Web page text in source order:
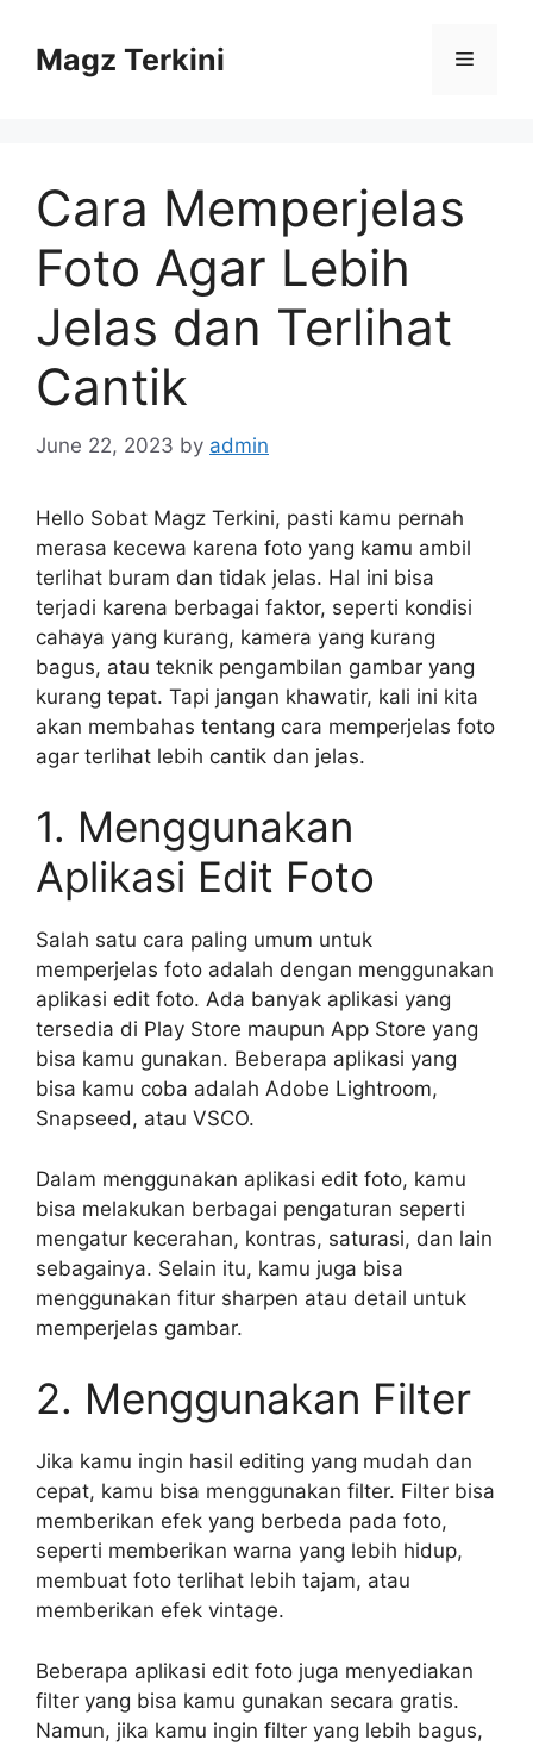
contentMagz Terkini Menu
Cara Memperjelas
Foto Agar Lebih
Jelas dan Terlihat
Cantik
June 22, 2023 by admin
Hello Sobat Magz Terkini, pasti kamu pernah
merasa kecewa karena foto yang kamu ambil
terlihat buram dan tidak jelas. Hal ini bisa
terjadi karena berbagai faktor, seperti kondisi
cahaya yang kurang, kamera yang kurang
bagus, atau teknik pengambilan gambar yang
kurang tepat. Tapi jangan khawatir, kali ini kita
akan membahas tentang cara memperjelas foto
agar terlihat lebih cantik dan jelas.
1. Menggunakan
Aplikasi Edit Foto
Salah satu cara paling umum untuk
memperjelas foto adalah dengan menggunakan
aplikasi edit foto. Ada banyak aplikasi yang
tersedia di Play Store maupun App Store yang
bisa kamu gunakan. Beberapa aplikasi yang
bisa kamu coba adalah Adobe Lightroom,
Snapseed, atau VSCO.
Dalam menggunakan aplikasi edit foto, kamu
bisa melakukan berbagai pengaturan seperti
mengatur kecerahan, kontras, saturasi, dan lain
sebagainya. Selain itu, kamu juga bisa
menggunakan fitur sharpen atau detail untuk
memperjelas gambar.
2. Menggunakan Filter
Jika kamu ingin hasil editing yang mudah dan
cepat, kamu bisa menggunakan filter. Filter bisa
memberikan efek yang berbeda pada foto,
seperti memberikan warna yang lebih hidup,
membuat foto terlihat lebih tajam, atau
memberikan efek vintage.
Beberapa aplikasi edit foto juga menyediakan
filter yang bisa kamu gunakan secara gratis.
Namun, jika kamu ingin filter yang lebih bagus,